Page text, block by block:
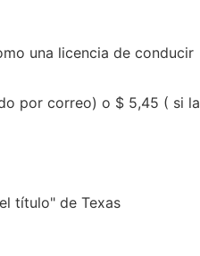
una licencia de conducir
por correo) o $ 5,45 ( si la
título" de Texas